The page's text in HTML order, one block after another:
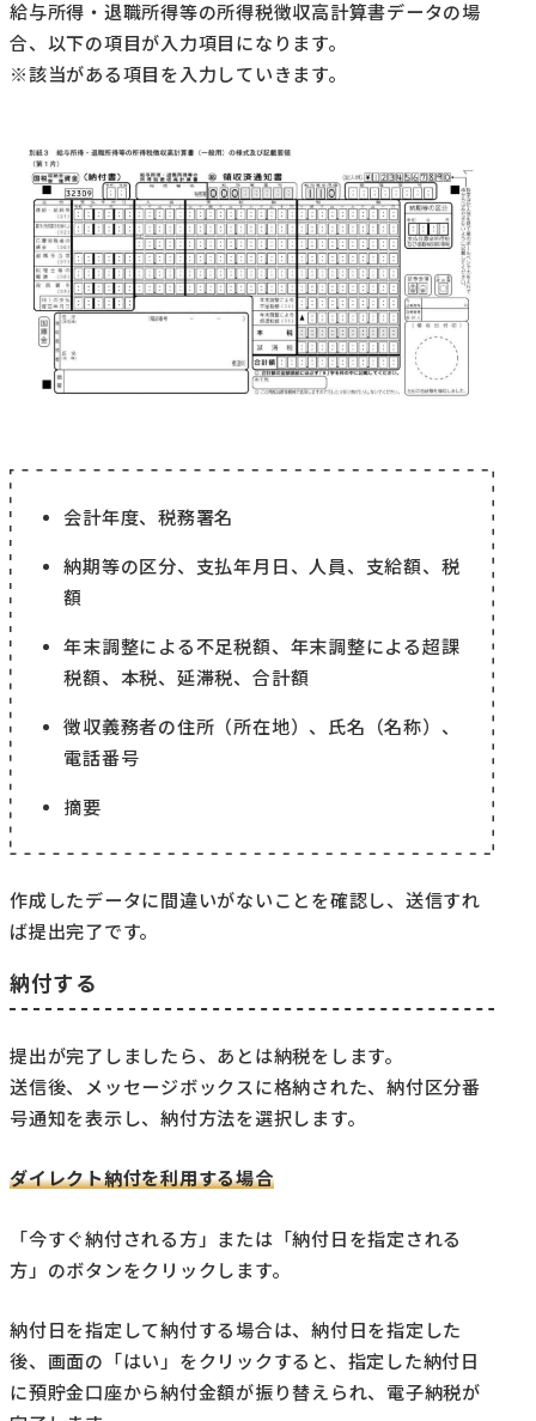
給与所得・退職所得等の所得税徴収高計算書データの場
合、以下の項目が入力項目になります。
※該当がある項目を入力していきます。
会計年度、税務署名
納期等の区分、支払年月日、人員、支給額、税
額
年末調整による不足税額、年末調整による超課
税額、本税、延滞税、合計額
徴収義務者の住所（所在地）、氏名（名称）、
電話番号
摘要
作成したデータに間違いがないことを確認し、送信すれ
ば提出完了です。
納付する
提出が完了しましたら、あとは納税をします。
送信後、メッセージボックスに格納された、納付区分番
号通知を表示し、納付方法を選択します。
ダイレクト納付を利用する場合
「今すぐ納付される方」または「納付日を指定される
方」のボタンをクリックします。
納付日を指定して納付する場合は、納付日を指定した
後、画面の「はい」をクリックすると、指定した納付日
に預貯金口座から納付金額が振り替えられ、電子納税が